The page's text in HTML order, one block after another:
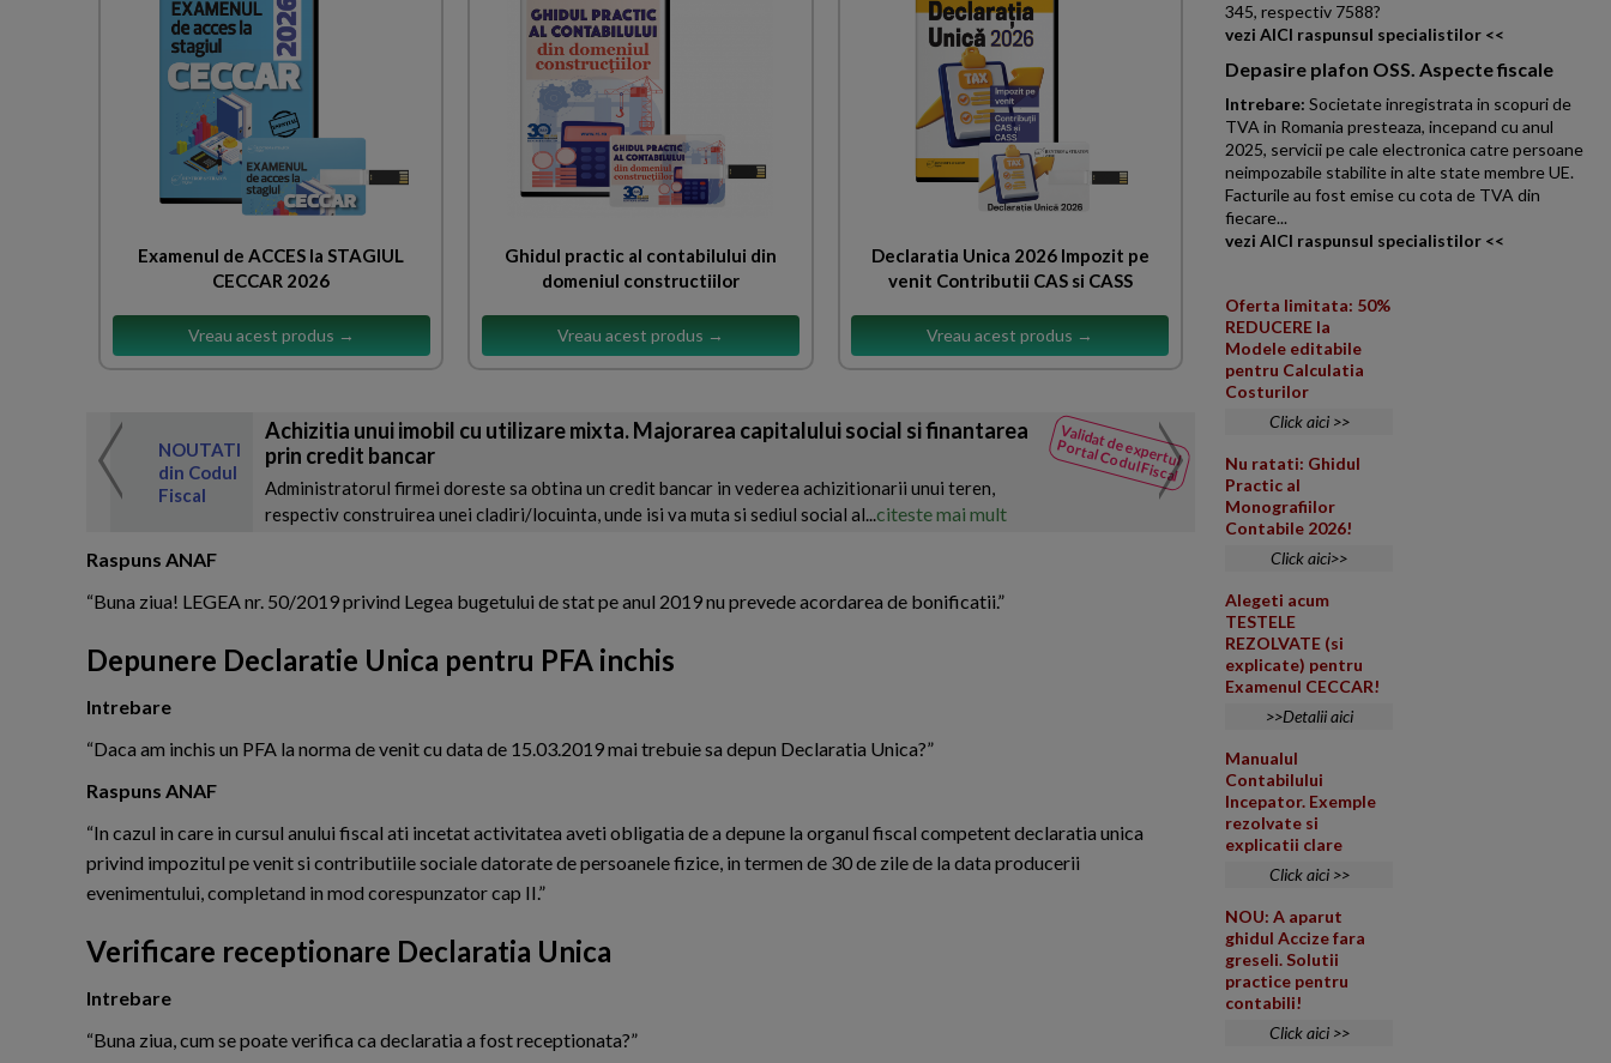
Examenul de ACCES la STAGIUL
CECCAR 2026
Vreau acest produs →
Ghidul practic al contabilului din
domeniul constructiilor
Vreau acest produs →
Declaratia Unica 2026 Impozit pe
venit Contributii CAS si CASS
Vreau acest produs →
NOUTATI
din Codul
Fiscal
Validat de expertul
Portal Codul Fiscal
Achizitia unui imobil cu utilizare mixta. Majorarea capitalului social si finantarea
prin credit bancar
Administratorul firmei doreste sa obtina un credit bancar in vederea achizitionarii unui teren,
respectiv construirea unei cladiri/locuinta, unde isi va muta si sediul social al... citeste mai mult
din Codul
Fiscal
Raspuns ANAF
“Buna ziua! LEGEA nr. 50/2019 privind Legea bugetului de stat pe anul 2019 nu prevede acordarea de bonificatii.”
Depunere Declaratie Unica pentru PFA inchis
Intrebare
“Daca am inchis un PFA la norma de venit cu data de 15.03.2019 mai trebuie sa depun Declaratia Unica?”
Raspuns ANAF
“In cazul in care in cursul anului fiscal ati incetat activitatea aveti obligatia de a depune la organul fiscal competent declaratia unica
privind impozitul pe venit si contributiile sociale datorate de persoanele fizice, in termen de 30 de zile de la data producerii
evenimentului, completand in mod corespunzator cap II.”
Verificare receptionare Declaratia Unica
Intrebare
“Buna ziua, cum se poate verifica ca declaratia a fost receptionata?”
345, respectiv 7588?
vezi AICI raspunsul specialistilor <<
Depasire plafon OSS. Aspecte fiscale
Intrebare: Societate inregistrata in scopuri de
TVA in Romania presteaza, incepand cu anul
2025, servicii pe cale electronica catre persoane
neimpozabile stabilite in alte state membre UE.
Facturile au fost emise cu cota de TVA din
fiecare...
vezi AICI raspunsul specialistilor <<
Oferta limitata: 50%
REDUCERE la
Modele editabile
pentru Calculatia
Costurilor
Click aici >>
Nu ratati: Ghidul
Practic al
Monografiilor
Contabile 2026!
Click aici>>
Alegeti acum
TESTELE
REZOLVATE (si
explicate) pentru
Examenul CECCAR!
>>Detalii aici
Manualul
Contabilului
Incepator. Exemple
rezolvate si
explicatii clare
Click aici >>
NOU: A aparut
ghidul Accize fara
greseli. Solutii
practice pentru
contabili!
Click aici >>